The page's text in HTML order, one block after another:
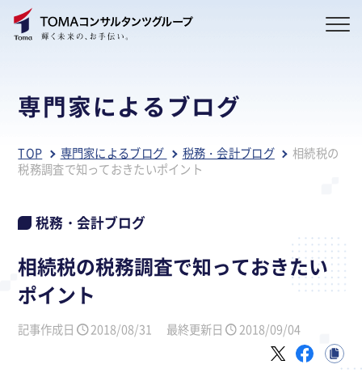
専門家によるブログ
TOP 専門家によるブログ 税務・会計ブログ
相続税の
税務調査で知っておきたいポイント
税務・会計ブログ
相続税の税務調査で知っておきたい
ポイント
記事作成日 2018/08/31 最終更新日 2018/09/04